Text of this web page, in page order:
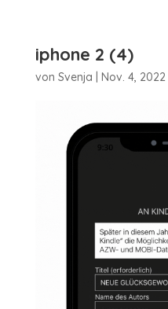
iphone 2 (4)
von Svenja Nov. 4, 2022|